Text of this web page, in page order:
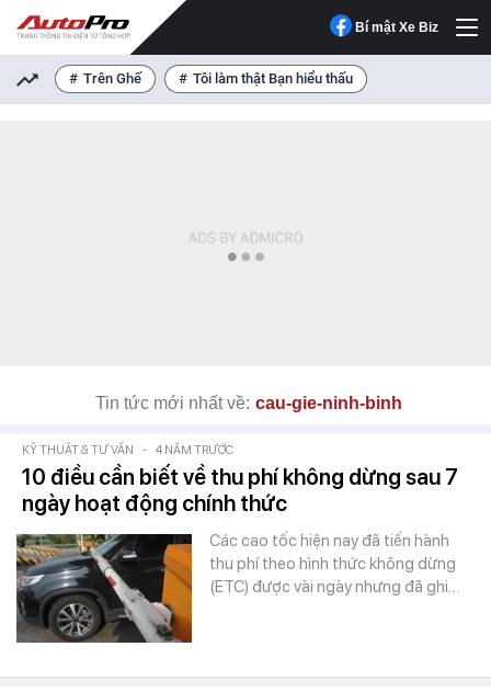
Bí mật Xe Biz
Trên Ghế Tôi làm thật Bạn hiểu thấu
Tin tức mới nhất về: cau-gie-ninh-binh
KỸ THUẬT & TƯ VẤN - 4 NĂM TRƯỚC
10 điều cần biết về thu phí không dừng sau 7
ngày hoạt động chính thức
Các cao tốc hiện nay đã tiến hành
thu phí theo hình thức không dừng
(ETC) được vài ngày nhưng đã ghi…